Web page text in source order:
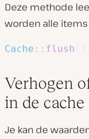
Deze methode
worden alle
Cache :: flush
Verhogen
in de cache
Je kan de